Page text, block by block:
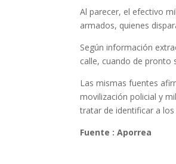
Al parecer, el efectivo
armados, quienes
Según información
calle, cuando de pronto
Las mismas fuentes
movilización policial y
tratar de identificar a
Fuente : Aporrea